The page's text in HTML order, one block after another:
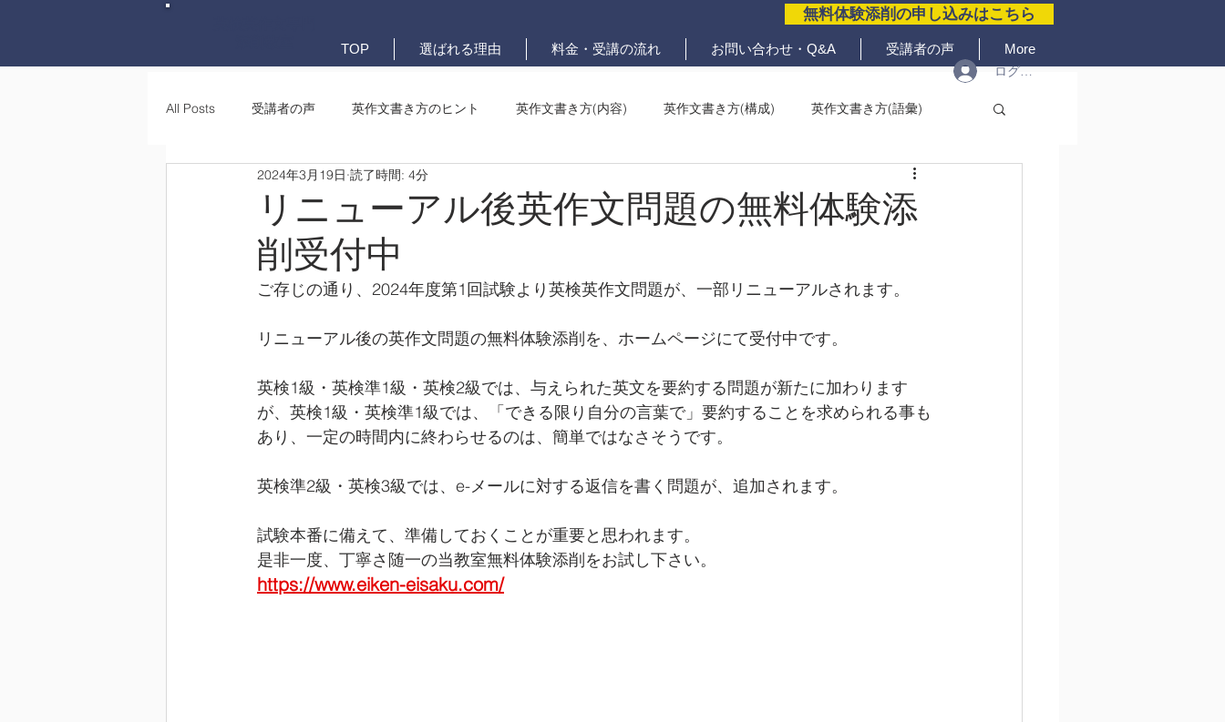
無料体験添削の申し込みはこちら
TOP 選ばれる理由 料金・受講の流れ お問い合わせ・Q&A 受講者の声 More
ログイン
All Posts 受講者の声 英作文書き方のヒント 英作文書き方(内容) 英作文書き方(構成) 英作文書き方(語彙)
英作文書き方(文法) 要約・e-メール問題
リニューアル後英作文問題の無料体験添
削受付中
2024年3月19日 読了時間: 4分
ご存じの通り、2024年度第1回試験より英検英作文問題が、一部リニューアルされます。
リニューアル後の英作文問題の無料体験添削を、ホームページにて受付中です。
英検1級・英検準1級・英検2級では、与えられた英文を要約する問題が新たに加わります
が、英検1級・英検準1級では、「できる限り自分の言葉で」要約することを求められる事も
あり、一定の時間内に終わらせるのは、簡単ではなさそうです。
英検準2級・英検3級では、e-メールに対する返信を書く問題が、追加されます。
試験本番に備えて、準備しておくことが重要と思われます。
是非一度、丁寧さ随一の当教室無料体験添削をお試し下さい。
https://www.eiken-eisaku.com/